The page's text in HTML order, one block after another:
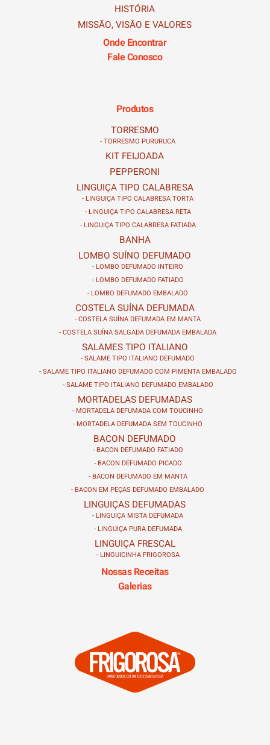
HISTÓRIA
MISSÃO, VISÃO E VALORES
Onde Encontrar
Fale Conosco
Produtos
TORRESMO
- TORRESMO PURURUCA
KIT FEIJOADA
PEPPERONI
LINGUIÇA TIPO CALABRESA
- LINGUIÇA TIPO CALABRESA TORTA
- LINGUIÇA TIPO CALABRESA RETA
- LINGUIÇA TIPO CALABRESA FATIADA
BANHA
LOMBO SUÍNO DEFUMADO
- LOMBO DEFUMADO INTEIRO
- LOMBO DEFUMADO FATIADO
- LOMBO DEFUMADO EMBALADO
COSTELA SUÍNA DEFUMADA
- COSTELA SUÍNA DEFUMADA EM MANTA
- COSTELA SUÍNA SALGADA DEFUMADA EMBALADA
SALAMES TIPO ITALIANO
- SALAME TIPO ITALIANO DEFUMADO
- SALAME TIPO ITALIANO DEFUMADO COM PIMENTA EMBALADO
- SALAME TIPO ITALIANO DEFUMADO EMBALADO
MORTADELAS DEFUMADAS
- MORTADELA DEFUMADA COM TOUCINHO
- MORTADELA DEFUMADA SEM TOUCINHO
BACON DEFUMADO
- BACON DEFUMADO FATIADO
- BACON DEFUMADO PICADO
- BACON DEFUMADO EM MANTA
- BACON EM PEÇAS DEFUMADO EMBALADO
LINGUIÇAS DEFUMADAS
- LINGUIÇA MISTA DEFUMADA
- LINGUIÇA PURA DEFUMADA
LINGUIÇA FRESCAL
- LINGUICINHA FRIGOROSA
Nossas Receitas
Galerias